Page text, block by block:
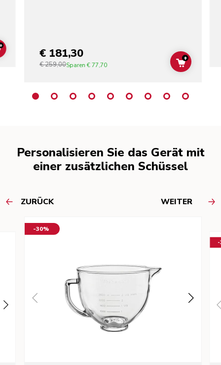
ADD TO CART€ 181,30
€ 259,00Sparen € 77,70 ADD TO
+
Personalisieren Sie das Gerät mit
einer zusätzlichen Schüssel
ZURÜCK WEITER
-30%
-